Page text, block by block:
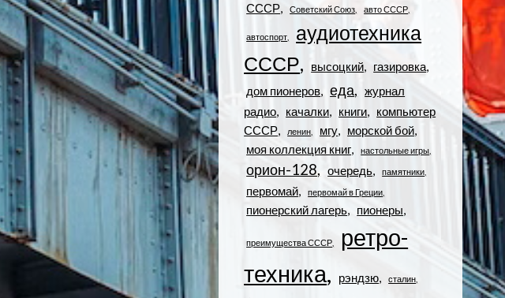
СССР Советский Союз авто СССР
автоспорт
аудиотехника
СССР
высоцкий
газировка
дом пионеров
еда
журнал
радио
качалки книги
компьютер
СССР
ленин мгу
морской бой
моя коллекция книг
настольные игры
орион-128 очередь памятники
первомай первомай в Греции
пионерский лагерь пионеры
преимущества СССР
ретро-
техника
рэндзю сталин